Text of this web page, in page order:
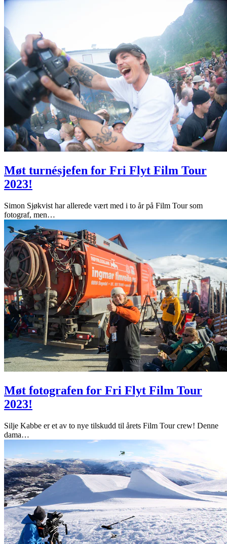
Møt turnésjefen for Fri Flyt Film Tour
2023!
Simon Sjøkvist har allerede vært med i to år på Film Tour som
fotograf, men…
Møt fotografen for Fri Flyt Film Tour
2023!
Silje Kabbe er et av to nye tilskudd til årets Film Tour crew! Denne
dama…